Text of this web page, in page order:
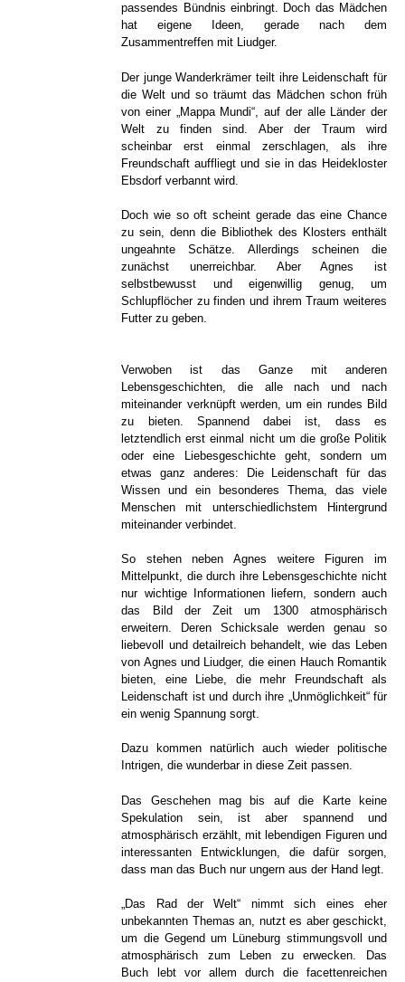
passendes Bündnis einbringt. Doch das Mädchen
hat eigene Ideen, gerade nach dem
Zusammentreffen mit Liudger.
Der junge Wanderkrämer teilt ihre Leidenschaft für
die Welt und so träumt das Mädchen schon früh
von einer „Mappa Mundi“, auf der alle Länder der
Welt zu finden sind. Aber der Traum wird
scheinbar erst einmal zerschlagen, als ihre
Freundschaft auffliegt und sie in das Heidekloster
Ebsdorf verbannt wird.
Doch wie so oft scheint gerade das eine Chance
zu sein, denn die Bibliothek des Klosters enthält
ungeahnte Schätze. Allerdings scheinen die
zunächst unerreichbar. Aber Agnes ist
selbstbewusst und eigenwillig genug, um
Schlupflöcher zu finden und ihrem Traum weiteres
Futter zu geben.
Verwoben ist das Ganze mit anderen
Lebensgeschichten, die alle nach und nach
miteinander verknüpft werden, um ein rundes Bild
zu bieten. Spannend dabei ist, dass es
letztendlich erst einmal nicht um die große Politik
oder eine Liebesgeschichte geht, sondern um
etwas ganz anderes: Die Leidenschaft für das
Wissen und ein besonderes Thema, das viele
Menschen mit unterschiedlichstem Hintergrund
miteinander verbindet.
So stehen neben Agnes weitere Figuren im
Mittelpunkt, die durch ihre Lebensgeschichte nicht
nur wichtige Informationen liefern, sondern auch
das Bild der Zeit um 1300 atmosphärisch
erweitern. Deren Schicksale werden genau so
liebevoll und detailreich behandelt, wie das Leben
von Agnes und Liudger, die einen Hauch Romantik
bieten, eine Liebe, die mehr Freundschaft als
Leidenschaft ist und durch ihre „Unmöglichkeit“ für
ein wenig Spannung sorgt.
Dazu kommen natürlich auch wieder politische
Intrigen, die wunderbar in diese Zeit passen.
Das Geschehen mag bis auf die Karte keine
Spekulation sein, ist aber spannend und
atmosphärisch erzählt, mit lebendigen Figuren und
interessanten Entwicklungen, die dafür sorgen,
dass man das Buch nur ungern aus der Hand legt.
„Das Rad der Welt“ nimmt sich eines eher
unbekannten Themas an, nutzt es aber geschickt,
um die Gegend um Lüneburg stimmungsvoll und
atmosphärisch zum Leben zu erwecken. Das
Buch lebt vor allem durch die facettenreichen